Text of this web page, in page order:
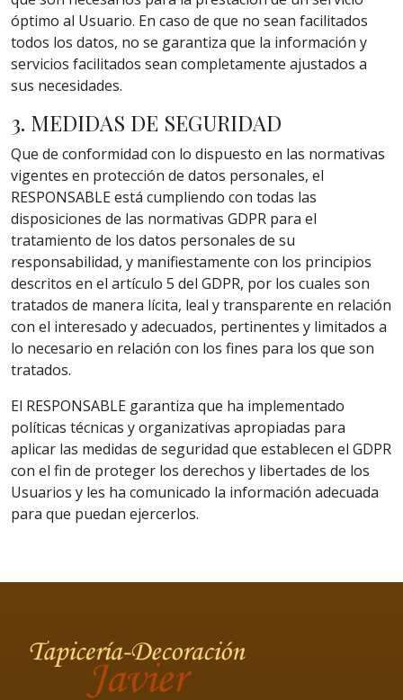
óptimo al Usuario. En caso de que no sean facilitados
todos los datos, no se garantiza que la información y
servicios facilitados sean completamente ajustados a
sus necesidades.
3. MEDIDAS DE SEGURIDAD
Que de conformidad con lo dispuesto en las normativas
vigentes en protección de datos personales, el
RESPONSABLE está cumpliendo con todas las
disposiciones de las normativas GDPR para el
tratamiento de los datos personales de su
responsabilidad, y manifiestamente con los principios
descritos en el artículo 5 del GDPR, por los cuales son
tratados de manera lícita, leal y transparente en relación
con el interesado y adecuados, pertinentes y limitados a
lo necesario en relación con los fines para los que son
tratados.
El RESPONSABLE garantiza que ha implementado
políticas técnicas y organizativas apropiadas para
aplicar las medidas de seguridad que establecen el GDPR
con el fin de proteger los derechos y libertades de los
Usuarios y les ha comunicado la información adecuada
para que puedan ejercerlos.